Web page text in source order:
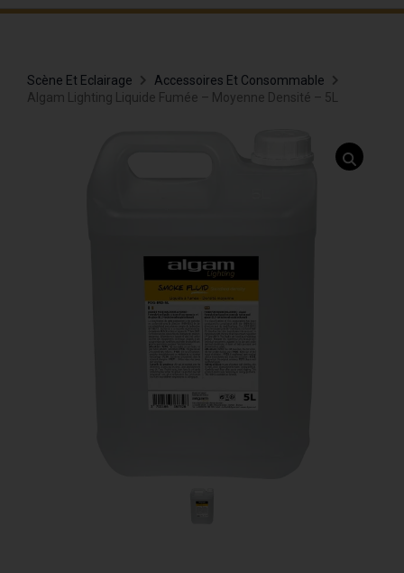
Scène Et Eclairage
Accessoires Et Consommable
Algam Lighting Liquide Fumée – Moyenne Densité – 5L